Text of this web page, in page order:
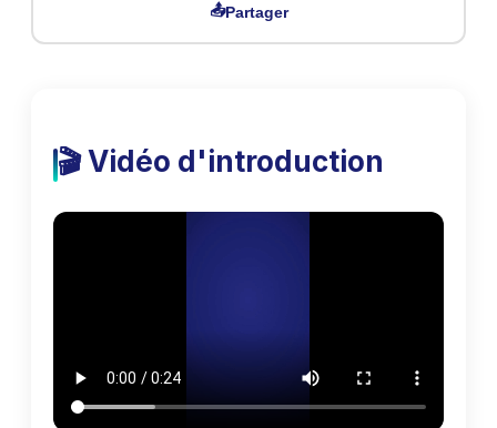
📤Partager
🎬 Vidéo d'introduction